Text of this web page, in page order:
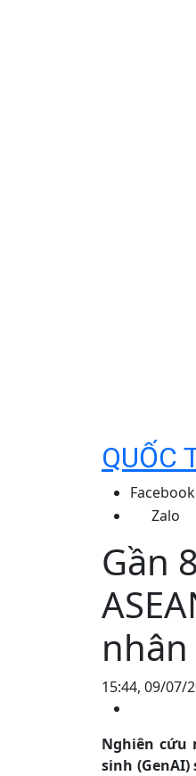
QUỐC
Facebook
Zalo
Gần
15:44, 09/07/
Nghiên cứu
sinh